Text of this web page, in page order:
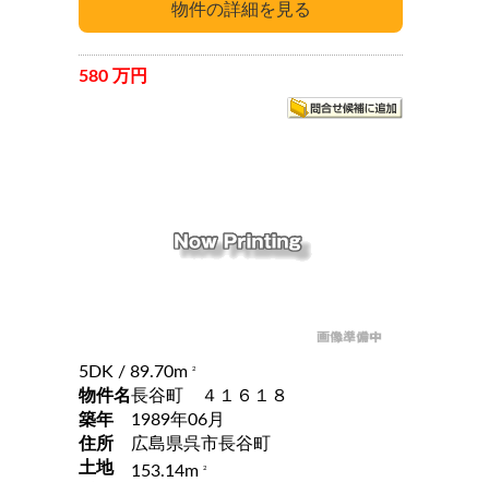
580 万円
5DK / 89.70m 2
物件名長谷町 ４１６１８
築年
1989年06月
住所
広島県呉市長谷町
土地
153.14m 2